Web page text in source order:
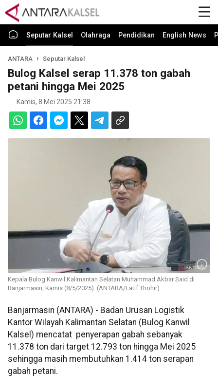
Seputar Kalsel Olahraga Pendidikan English News
ANTARA Seputar Kalsel
Bulog Kalsel serap 11.378 ton gabah
petani hingga Mei 2025
Kamis, 8 Mei 2025 21:38
Kepala Bulog Kanwil Kalimantan Selatan Muhammad Akbar Said di
Banjarmasin, Kamis (8/5/2025). (ANTARA/Latif Thohir)
Banjarmasin (ANTARA) - Badan Urusan Logistik
Kantor Wilayah Kalimantan Selatan (Bulog Kanwil
Kalsel) mencatat penyerapan gabah sebanyak
11.378 ton dari target 12.793 ton hingga Mei 2025
sehingga masih membutuhkan 1.414 ton serapan
gabah petani.